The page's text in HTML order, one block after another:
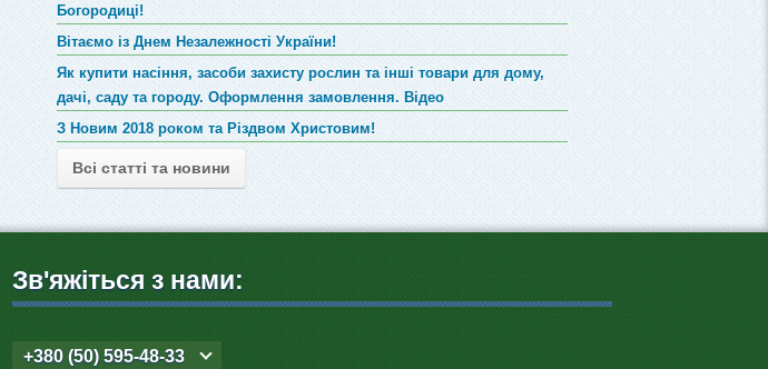
Богородиці!
Вітаємо із Днем Незалежності України!
Як купити насіння, засоби захисту рослин та інші товари для дому,
дачі, саду та городу. Оформлення замовлення. Відео
З Новим 2018 роком та Різдвом Христовим!
Всі статті та новини
Зв'яжіться з нами:
+380 (50) 595-48-33